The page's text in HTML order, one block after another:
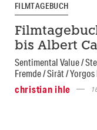
FILMTAGEBUCH
bis Albert
Sentimental Value /
Fremde / Sirāt /
christian ihle